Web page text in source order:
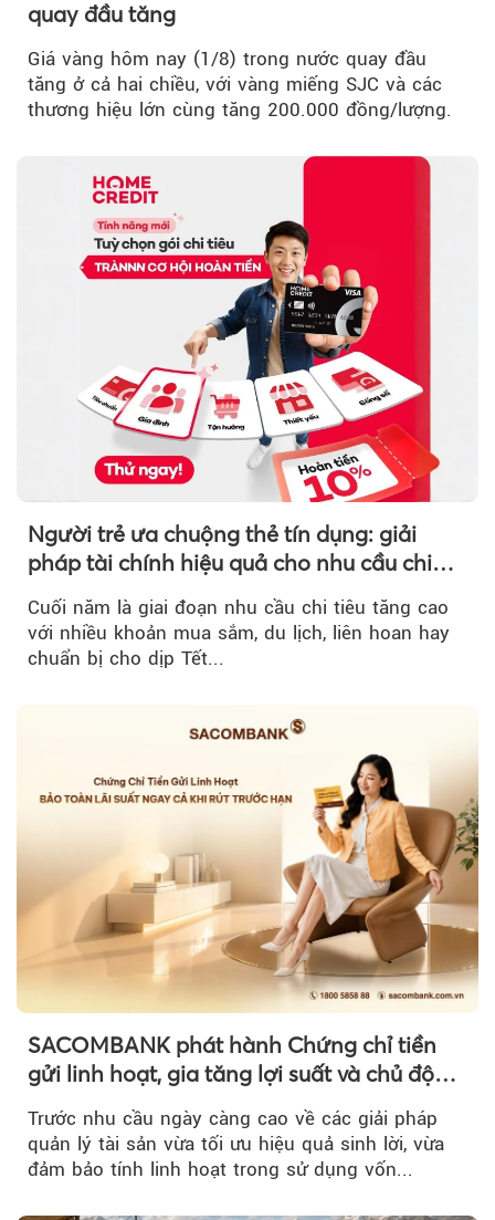
quay đầu tăng
Giá vàng hôm nay (1/8) trong nước quay đầu
tăng ở cả hai chiều, với vàng miếng SJC và các
thương hiệu lớn cùng tăng 200.000 đồng/lượng.
Người trẻ ưa chuộng thẻ tín dụng: giải
pháp tài chính hiệu quả cho nhu cầu chi
tiêu cuối năm
Cuối năm là giai đoạn nhu cầu chi tiêu tăng cao
với nhiều khoản mua sắm, du lịch, liên hoan hay
chuẩn bị cho dịp Tết...
SACOMBANK phát hành Chứng chỉ tiền
gửi linh hoạt, gia tăng lợi suất và chủ động
Trước nhu cầu ngày càng cao về các giải pháp
quản lý tài sản vừa tối ưu hiệu quả sinh lời, vừa
đảm bảo tính linh hoạt trong sử dụng vốn...